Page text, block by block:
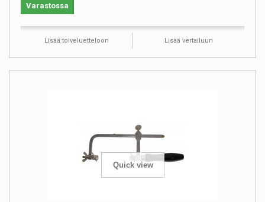
Varastossa
Lisää toiveluetteloon Lisää vertailuun
Quick view